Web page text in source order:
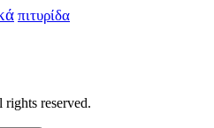
πιτυρίδα
reserved.